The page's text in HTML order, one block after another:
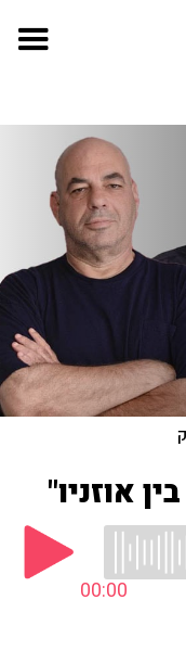
אוזניו"
00:00